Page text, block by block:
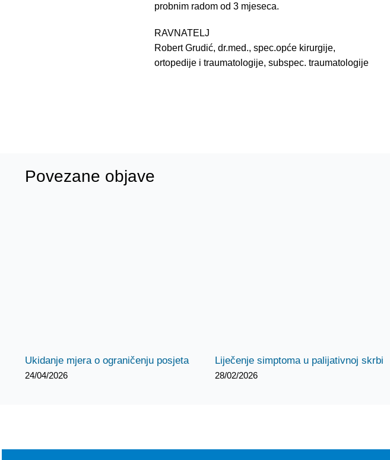
probnim radom od 3 mjeseca.
RAVNATELJ
Robert Grudić, dr.med., spec.opće kirurgije,
ortopedije i traumatologije, subspec. traumatologije
Povezane objave
Ukidanje mjera o ograničenju posjeta
24/04/2026
Liječenje simptoma u palijativnoj skrbi
28/02/2026